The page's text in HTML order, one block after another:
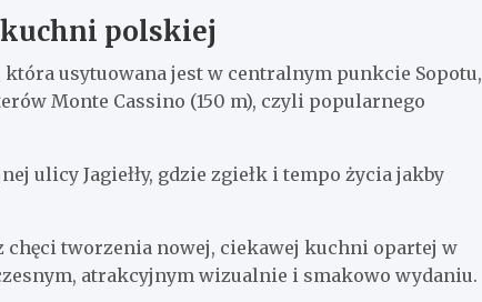
kuchni polskiej
usytuowana jest w centralnym punkcie Sopotu,
Monte Cassino (150 m), czyli popularnego
ulicy Jagiełły, gdzie zgiełk i tempo życia jakby
chęci tworzenia nowej, ciekawej kuchni opartej w
atrakcyjnym wizualnie i smakowo wydaniu.